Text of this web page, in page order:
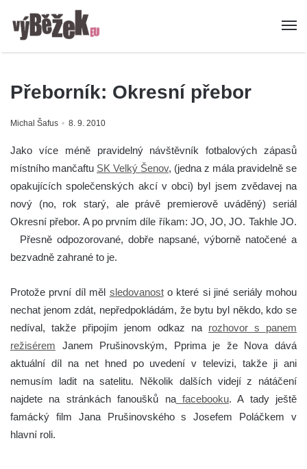
Přeborník: Okresní přebor
Michal Šafus 8. 9. 2010
Jako více méně pravidelný návštěvník fotbalových zápasů
místního mančaftu SK Velký Šenov, (jedna z mála pravidelně se
opakujících společenských akcí v obci) byl jsem zvědavej na
nový (no, rok starý, ale právě premierově uváděný) seriál
Okresní přebor. A po prvním díle říkam: JO, JO, JO. Takhle JO.
Přesně odpozorované, dobře napsané, výborně natočené a
bezvadně zahrané to je.
Protože první díl měl sledovanosto které si jiné seriály mohou
nechat jenom zdát, nepředpokládám, že bytu byl někdo, kdo se
nedíval, takže připojím jenom odkaz na rozhovor s panem
režisérem Janem Prušinovským, Pprima je že Nova dává
aktuální díl na net hned po uvedení v televizi, takže ji ani
nemusím ladit na satelitu. Několik dalších videjí z nátáčení
najdete na stránkách fanoušků nafacebooku. A tady ještě
famácký film Jana Prušinovského s Josefem Poláčkem v
hlavní roli.